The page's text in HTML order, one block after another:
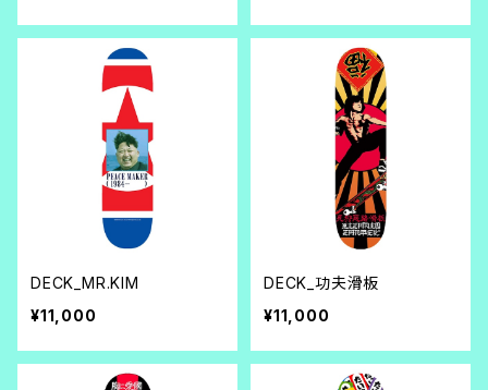
DECK_MR.KIM
¥11,000
DECK_功夫滑板
¥11,000